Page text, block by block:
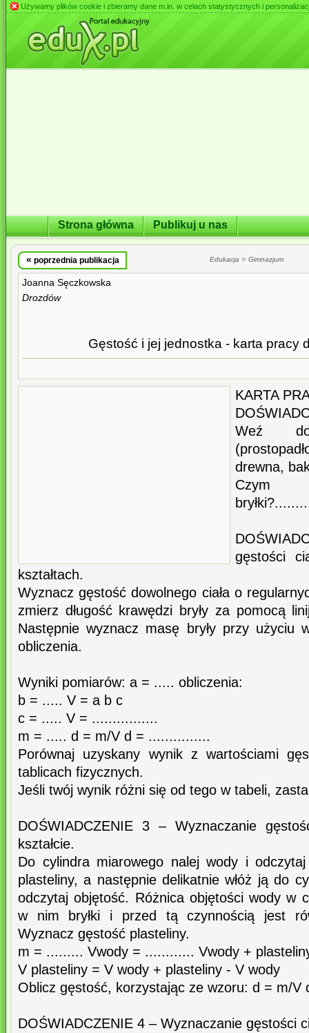
Używamy plików cookie i zbieramy dane m.in. w celach statystycznych i
Strona główna Publikuj u nas
« poprzednia publikacja Edukacja » Gimnazjum
Joanna Sęczkowska
Drozdów
Gęstość i jej jednostka - karta pracy
KARTA
Weź
drewna,
gęstości
kształtach.
Wyznacz gęstość dowolnego ciała o
zmierz długość krawędzi bryły za pomocą
Następnie wyznacz masę bryły przy użyciu
obliczenia.
Wyniki pomiarów: a = ..... obliczenia:
b = ..... V = a b c
c = ..... V = ................
m = ..... d = m/V d = ...............
Porównaj uzyskany wynik z wartościami
tablicach fizycznych.
Jeśli twój wynik różni się od tego w tabeli,
DOŚWIADCZENIE 3 – Wyznaczanie
kształcie.
Do cylindra miarowego nalej wody i
plasteliny, a następnie delikatnie włóż ją do
odczytaj objętość. Różnica objętości wody w
w nim bryłki i przed tą czynnością jest
Wyznacz gęstość plasteliny.
m = ......... Vwody = ............ Vwody +
V plasteliny = V wody + plasteliny - V wody
Oblicz gęstość, korzystając ze wzoru: d = m/
DOŚWIADCZENIE 4 – Wyznaczanie gęstości